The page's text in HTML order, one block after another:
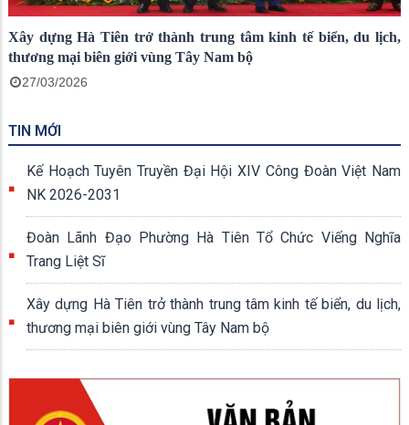
Xây dựng Hà Tiên trở thành trung tâm kinh tế biển, du lịch,
thương mại biên giới vùng Tây Nam bộ
27/03/2026
TIN MỚI
Kế Hoạch Tuyên Truyền Đại Hội XIV Công Đoàn Việt Nam
NK 2026-2031
Đoàn Lãnh Đạo Phường Hà Tiên Tổ Chức Viếng Nghĩa
Trang Liệt Sĩ
Xây dựng Hà Tiên trở thành trung tâm kinh tế biển, du lịch,
thương mại biên giới vùng Tây Nam bộ